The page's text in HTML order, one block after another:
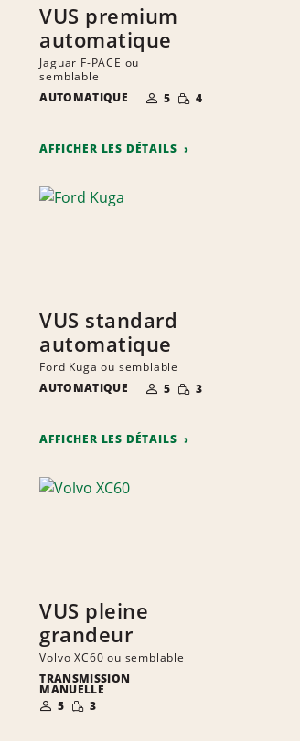
VUS premium
automatique
Jaguar F-PACE ou
semblable
AUTOMATIQUE
NOMBRE DE
PERSONNES
5 QUANTITÉ
RÉDUITE
4
AFFICHER LES DÉTAILS
VUS standard
automatique
Ford Kuga ou semblable
AUTOMATIQUE
NOMBRE DE
PERSONNES
5 QUANTITÉ
RÉDUITE
3
AFFICHER LES DÉTAILS
VUS pleine
grandeur
Volvo XC60 ou semblable
TRANSMISSION
MANUELLE
NOMBRE DE
PERSONNES
5 QUANTITÉ
RÉDUITE
3